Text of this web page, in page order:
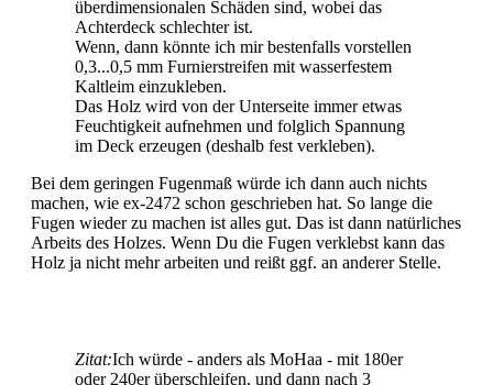
überdimensionalen Schäden sind, wobei das
Achterdeck schlechter ist.
Wenn, dann könnte ich mir bestenfalls vorstellen
0,3...0,5 mm Furnierstreifen mit wasserfestem
Kaltleim einzukleben.
Das Holz wird von der Unterseite immer etwas
Feuchtigkeit aufnehmen und folglich Spannung
im Deck erzeugen (deshalb fest verkleben).
Bei dem geringen Fugenmaß würde ich dann auch nichts
machen, wie ex-2472 schon geschrieben hat. So lange die
Fugen wieder zu machen ist alles gut. Das ist dann natürliches
Arbeits des Holzes. Wenn Du die Fugen verklebst kann das
Holz ja nicht mehr arbeiten und reißt ggf. an anderer Stelle.
Zitat:Ich würde - anders als MoHaa - mit 180er
oder 240er überschleifen, und dann nach 3